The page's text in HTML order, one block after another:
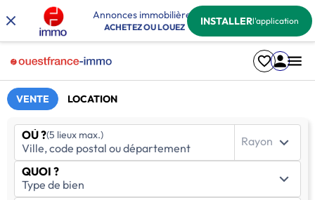
Annonces immobilières
ACHETEZ OU LOUEZ INSTALLERl'application
VENTE LOCATION
OÙ ?(5 lieux max.) Rayon
QUOI ?